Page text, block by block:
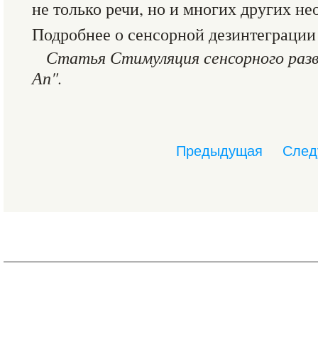
не только речи, но и многих других
Подробнее о сенсорной
Статья Стимуляция сенсорного
Ап".
Предыдущая